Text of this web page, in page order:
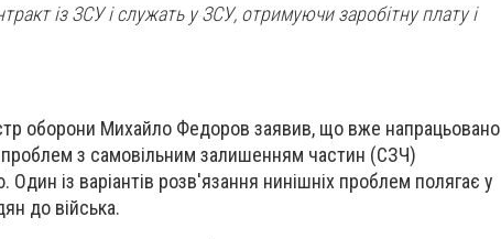
із ЗСУ і служать у ЗСУ, отримуючи заробітну плату і
оборони Михайло Федоров заявив, що вже напрацьовано
з самовільним залишенням частин (СЗЧ)
Один із варіантів розв'язання нинішніх проблем полягає у
до війська.